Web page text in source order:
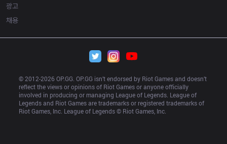
광고
채용
© 2012-2026 OP.GG. OP.GG isn’t endorsed by Riot Games and doesn’t
reflect the views or opinions of Riot Games or anyone officially
involved in producing or managing League of Legends. League of
Legends and Riot Games are trademarks or registered trademarks of
Riot Games, Inc. League of Legends © Riot Games, Inc.